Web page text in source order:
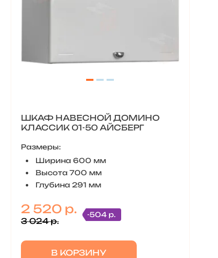
ШКАФ НАВЕСНОЙ ДОМИНО
КЛАССИК 01-50 АЙСБЕРГ
Размеры:
Ширина 600 мм
Высота 700 мм
Глубина 291 мм
2 520 р.
3 024 р.
-504 р.
В КОРЗИНУ